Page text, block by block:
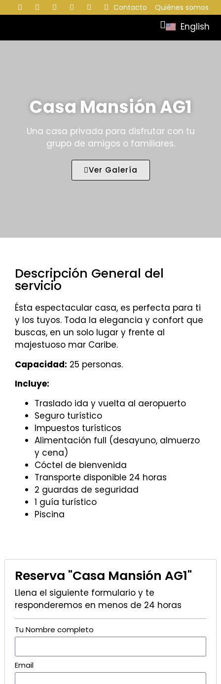
Contacto Quiénes somos
English
Casa Mansión AG1
Una casa privada para disfrutar con tu
grupo de amigos o familiares.
Ver Galería
Descripción General del
servicio
Ésta espectacular casa, es perfecta para ti
y los tuyos. Toda la elegancia y confort que
buscas, en un solo lugar y frente al
majestuoso mar Caribe.
Capacidad: 25 personas.
Incluye:
Traslado ida y vuelta al aeropuerto
Seguro turístico
Impuestos turísticos
Alimentación full (desayuno, almuerzo
y cena)
Cóctel de bienvenida
Transporte disponible 24 horas
2 guardas de seguridad
1 guía turístico
Piscina
Reserva "Casa Mansión AG1"
Llena el siguiente formulario y te
responderemos en menos de 24 horas
Tu Nombre completo
Email